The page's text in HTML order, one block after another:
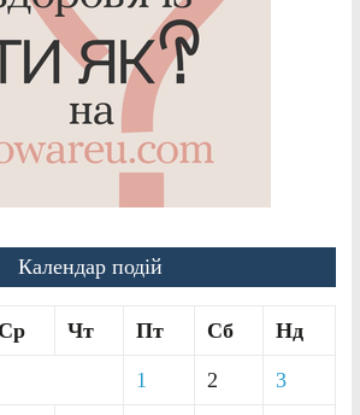
Календар подій
Ср Чт Пт Сб Нд
1 2 3